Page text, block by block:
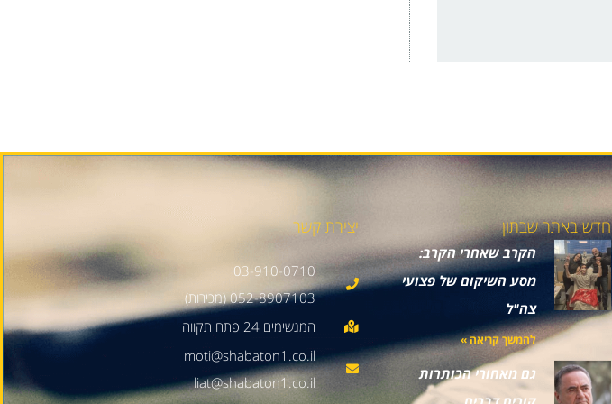
חדש באתר שבתון
הקרב שאחרי הקרב:
מסע השיקום של פצועי
צה"ל
להמשך קריאה »
גם מאחורי הכותרות
יצירת קשר
03-910-0710
052-8907103 (מכירות)
moti@shabaton1.co.il
liat@shabaton1.co.il